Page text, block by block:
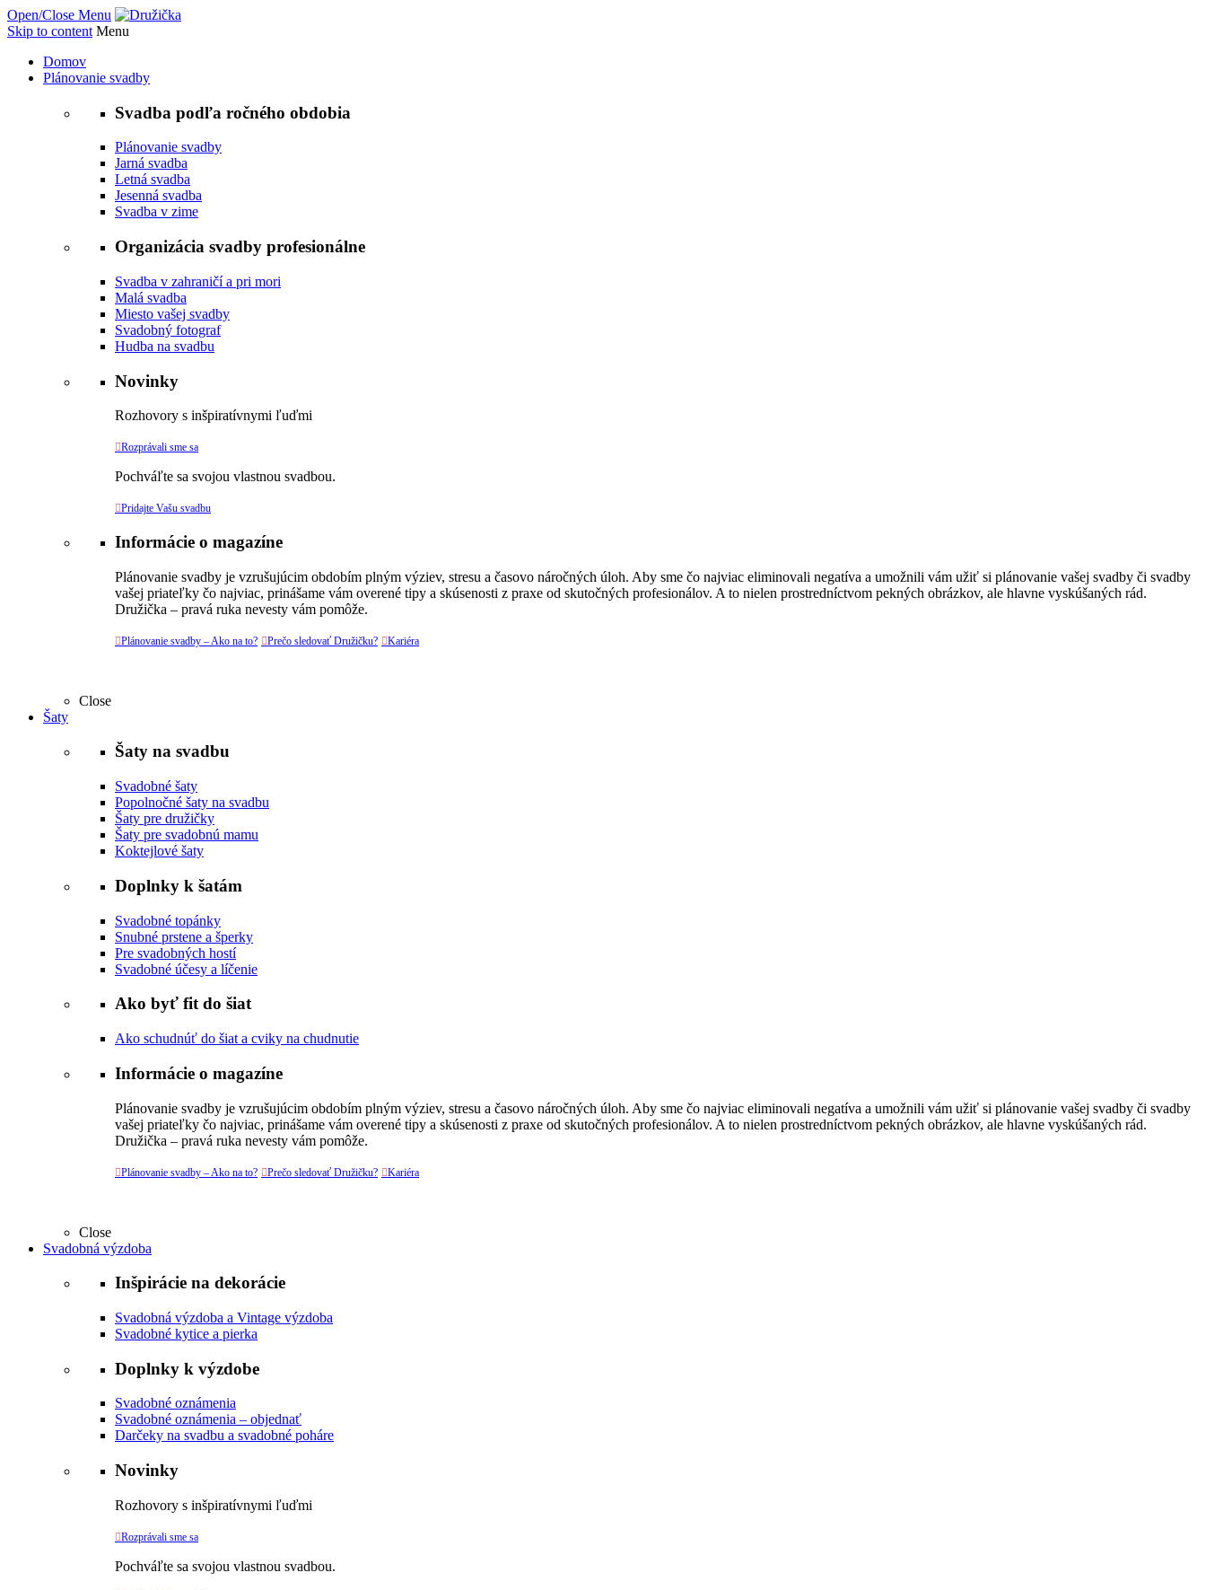
Open/Close Menu
Skip to content Menu
Domov
Plánovanie svadby
Svadba podľa ročného obdobia
Plánovanie svadby
Jarná svadba
Letná svadba
Jesenná svadba
Svadba v zime
Organizácia svadby profesionálne
Svadba v zahraničí a pri mori
Malá svadba
Miesto vašej svadby
Svadobný fotograf
Hudba na svadbu
Novinky
Rozhovory s inšpiratívnymi ľuďmi
Rozprávali sme sa
Pochváľte sa svojou vlastnou svadbou.
Pridajte Vašu svadbu
Informácie o magazíne
Plánovanie svadby je vzrušujúcim obdobím plným výziev, stresu a časovo náročných úloh. Aby sme čo najviac eliminovali negatíva a umožnili vám užiť si plánovanie vašej svadby či svadby
vašej priateľky čo najviac, prinášame vám overené tipy a skúsenosti z praxe od skutočných profesionálov. A to nielen prostredníctvom pekných obrázkov, ale hlavne vyskúšaných rád.
Družička – pravá ruka nevesty vám pomôže.
Plánovanie svadby – Ako na to? Prečo sledovať Družičku? Kariéra
Close
Šaty
Šaty na svadbu
Svadobné šaty
Popolnočné šaty na svadbu
Šaty pre družičky
Šaty pre svadobnú mamu
Koktejlové šaty
Doplnky k šatám
Svadobné topánky
Snubné prstene a šperky
Pre svadobných hostí
Svadobné účesy a líčenie
Ako byť fit do šiat
Ako schudnúť do šiat a cviky na chudnutie
Informácie o magazíne
Plánovanie svadby je vzrušujúcim obdobím plným výziev, stresu a časovo náročných úloh. Aby sme čo najviac eliminovali negatíva a umožnili vám užiť si plánovanie vašej svadby či svadby
vašej priateľky čo najviac, prinášame vám overené tipy a skúsenosti z praxe od skutočných profesionálov. A to nielen prostredníctvom pekných obrázkov, ale hlavne vyskúšaných rád.
Družička – pravá ruka nevesty vám pomôže.
Plánovanie svadby – Ako na to? Prečo sledovať Družičku? Kariéra
Close
Svadobná výzdoba
Inšpirácie na dekorácie
Svadobná výzdoba a Vintage výzdoba
Svadobné kytice a pierka
Doplnky k výzdobe
Svadobné oznámenia
Svadobné oznámenia – objednať
Darčeky na svadbu a svadobné poháre
Novinky
Rozhovory s inšpiratívnymi ľuďmi
Rozprávali sme sa
Pochváľte sa svojou vlastnou svadbou.